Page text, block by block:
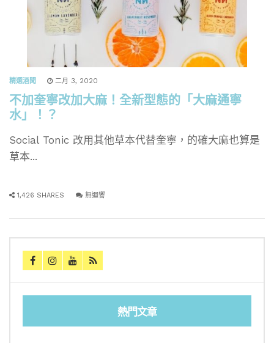
精選酒聞 二月 3, 2020
不加奎寧改加大麻！全新型態的「大麻通寧
水」！？
Social Tonic 改用其他草本代替奎寧，的確大麻也算是
草本...
1,426 SHARES 無迴響
熱門文章